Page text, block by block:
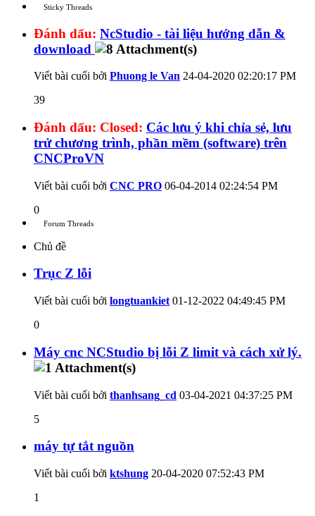
Sticky Threads
Đánh dấu: NcStudio - tài liệu hướng dẫn &
download
Viết bài cuối bởi Phuong le Van 24-04-2020 02:20:17 PM
39
Đánh dấu: Closed: Các lưu ý khi chỉa sẻ, lưu
trử chương trình, phần mềm (software) trên
CNCProVN
Viết bài cuối bởi CNC PRO 06-04-2014 02:24:54 PM
0
Forum Threads
Chủ đề
Trục Z lỗi
Viết bài cuối bởi longtuankiet 01-12-2022 04:49:45 PM
0
Máy cnc NCStudio bị lỗi Z limit và cách xử lý.
Viết bài cuối bởi thanhsang_cd 03-04-2021 04:37:25 PM
5
máy tự tắt nguồn
Viết bài cuối bởi ktshung 20-04-2020 07:52:43 PM
1